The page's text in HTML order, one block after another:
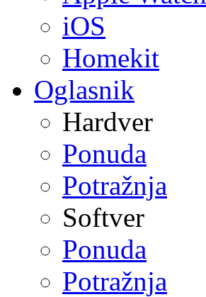
iOS
Homekit
Oglasnik
Hardver
Ponuda
Potražnja
Softver
Ponuda
Potražnja